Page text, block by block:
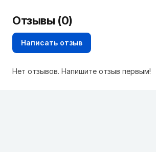
Отзывы (0)
Написать отзыв
Нет отзывов. Напишите отзыв первым!